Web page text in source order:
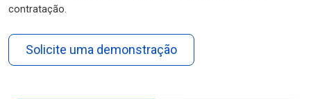
contratação.
Solicite uma demonstração